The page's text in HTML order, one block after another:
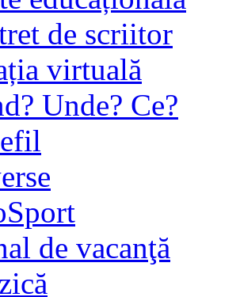
de scriitor
virtuală
Unde? Ce?
de vacanţă